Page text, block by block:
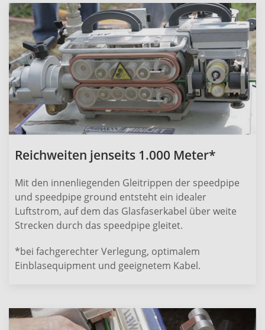
Reichweiten jenseits 1.000 Meter*
Mit den innenliegenden Gleitrippen der speedpipe
und speedpipe ground entsteht ein idealer
Luftstrom, auf dem das Glasfaserkabel über weite
Strecken durch das speedpipe gleitet.
*bei fachgerechter Verlegung, optimalem
Einblasequipment und geeignetem Kabel.